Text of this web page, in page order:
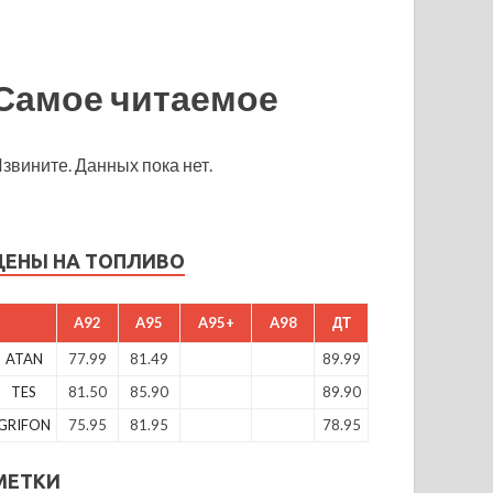
читаемое
Данных пока нет.
НА ТОПЛИВО
A92 A95 A95+ A98 ДТ
ATAN 77.99 81.49
89.99
TES
81.50 85.90
89.90
75.95 81.95 78.95